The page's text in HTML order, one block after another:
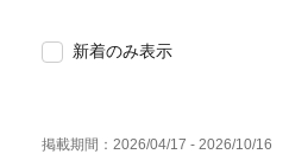
新着のみ表示
掲載期間： 2026/04/17 - 2026/10/16